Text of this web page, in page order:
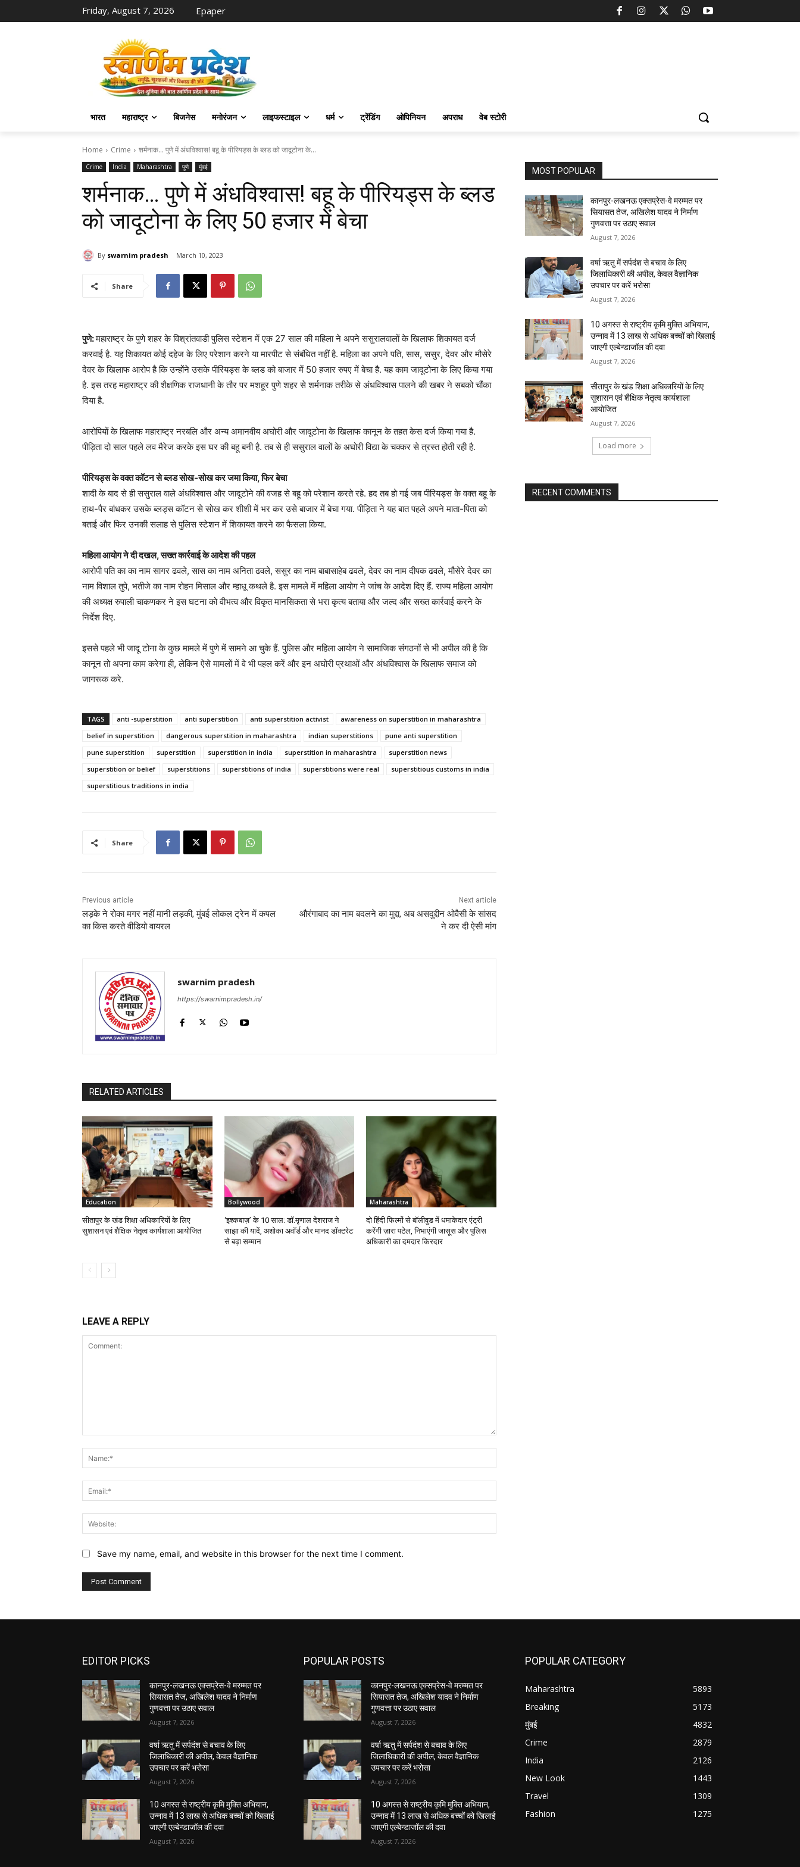
Friday, August 7, 2026 Epaper
भारत महाराष्ट्र बिजनेस मनोरंजन लाइफस्‍टाइल धर्म ट्रेंडिंग ओपिनियन अपराध वेब स्टोरी
Home Crime शर्मनाक… पुणे में अंधविश्वास! बहू के पीरियड्स के ब्लड को जादूटोना के...
Crime India Maharashtra पुणे मुंबई
शर्मनाक… पुणे में अंधविश्वास! बहू के पीरियड्स के ब्लड
को जादूटोना के लिए 50 हजार में बेचा
By swarnim pradesh March 10, 2023
Share
पुणे:महाराष्ट्र के पुणे शहर के विश्रांतवाडी पुलिस स्टेशन में एक 27 साल की महिला ने अपने ससुरालवालों के खिलाफ शिकायत दर्ज
करवाई है. यह शिकायत कोई दहेज के लिए परेशान करने या मारपीट से संबंधित नहीं है. महिला का अपने पति, सास, ससुर, देवर और मौसेरे
देवर के खिलाफ आरोप है कि उन्होंने उसके पीरियड्स के ब्लड को बाजार में 50 हजार रुपए में बेचा है. यह काम जादूटोना के लिए किया गया
है. इस तरह महाराष्ट्र की शैक्षणिक राजधानी के तौर पर मशहूर पुणे शहर से शर्मनाक तरीके से अंधविश्वास पालने की खबर ने सबको चौंका
दिया है.
आरोपियों के खिलाफ महाराष्ट्र नरबलि और अन्य अमानवीय अघोरी और जादूटोना के खिलाफ कानून के तहत केस दर्ज किया गया है.
पीड़िता दो साल पहले लव मैरेज करके इस घर की बहू बनी है. तब से ही ससुराल वालों के अघोरी विद्या के चक्कर से त्रस्त होती रही है.
पीरियड्स के वक्त कॉटन से ब्लड सोख-सोख कर जमा किया, फिर बेचा
शादी के बाद से ही ससुराल वाले अंधविश्वास और जादूटोने की वजह से बहू को परेशान करते रहे. हद तब हो गई जब पीरियड्स के वक्त बहू के
हाथ-पैर बांधकर उसके ब्लड्स कॉटन से सोख कर शीशी में भर कर उसे बाजार में बेचा गया. पीड़िता ने यह बात पहले अपने माता-पिता को
बताई और फिर उनकी सलाह से पुलिस स्टेशन में शिकायत करने का फैसला किया.
महिला आयोग ने दी दखल, सख्त कार्रवाई के आदेश की पहल
आरोपी पति का का नाम सागर ढवले, सास का नाम अनिता ढवले, ससुर का नाम बाबासाहेब ढवले, देवर का नाम दीपक ढवले, मौसेरे देवर का
नाम विशाल तुपे, भतीजे का नाम रोहन मिसाल और म्हाधू कथले है. इस मामले में महिला आयोग ने जांच के आदेश दिए हैं. राज्य महिला आयोग
की अध्यक्ष रुपाली चाकणकर ने इस घटना को वीभत्व और विकृत मानसिकता से भरा कृत्य बताया और जल्द और सख्त कार्रवाई करने के
निर्देश दिए.
इससे पहले भी जादू टोना के कुछ मामले में पुणे में सामने आ चुके हैं. पुलिस और महिला आयोग ने सामाजिक संगठनों से भी अपील की है कि
कानून तो अपना काम करेगा ही, लेकिन ऐसे मामलों में वे भी पहल करें और इन अघोरी प्रथाओं और अंधविश्वास के खिलाफ समाज को
जागरूक करे.
TAGS anti -superstition anti superstition anti superstition activist
awareness on superstition in maharashtra
belief in superstition
dangerous superstition in maharashtra indian superstitions
pune anti superstition
pune superstition
superstition superstition in india superstition in maharashtra
superstition news
superstition or belief
superstitions superstitions of india superstitions were real
superstitious customs in india
superstitious traditions in india
Share
Previous article
लड़के ने रोका मगर नहीं मानी लड़की, मुंबई लोकल ट्रेन में कपल
का किस करते वीडियो वायरल
Next article
औरंगाबाद का नाम बदलने का मुद्दा, अब असदुद्दीन ओवैसी के सांसद
ने कर दी ऐसी मांग
swarnim pradesh
https://swarnimpradesh.in/
RELATED ARTICLES
Education
सीतापुर के खंड शिक्षा अधिकारियों के लिए
सुशासन एवं शैक्षिक नेतृत्व कार्यशाला आयोजित
Bollywood
‘इश्कबाज़’ के 10 साल: डॉ.मृणाल देशराज ने
साझा की यादें, अशोका अवॉर्ड और मानद डॉक्टरेट
से बढ़ा सम्मान
Maharashtra
दो हिंदी फिल्मों से बॉलीवुड में धमाकेदार एंट्री
करेंगी ज़ारा पटेल, निभाएंगी जासूस और पुलिस
अधिकारी का दमदार किरदार
LEAVE A REPLY
Save my name, email, and website in this browser for the next time I comment.
MOST POPULAR
कानपुर-लखनऊ एक्सप्रेस-वे मरम्मत पर
सियासत तेज, अखिलेश यादव ने निर्माण
गुणवत्ता पर उठाए सवाल
August 7, 2026
वर्षा ऋतु में सर्पदंश से बचाव के लिए
जिलाधिकारी की अपील, केवल वैज्ञानिक
उपचार पर करें भरोसा
August 7, 2026
10 अगस्त से राष्ट्रीय कृमि मुक्ति अभियान,
उन्नाव में 13 लाख से अधिक बच्चों को खिलाई
जाएगी एल्बेन्डाजॉल की दवा
August 7, 2026
सीतापुर के खंड शिक्षा अधिकारियों के लिए
सुशासन एवं शैक्षिक नेतृत्व कार्यशाला
आयोजित
August 7, 2026
Load more
RECENT COMMENTS
EDITOR PICKS
कानपुर-लखनऊ एक्सप्रेस-वे मरम्मत पर
सियासत तेज, अखिलेश यादव ने निर्माण
गुणवत्ता पर उठाए सवाल
August 7, 2026
वर्षा ऋतु में सर्पदंश से बचाव के लिए
जिलाधिकारी की अपील, केवल वैज्ञानिक
उपचार पर करें भरोसा
August 7, 2026
10 अगस्त से राष्ट्रीय कृमि मुक्ति अभियान,
उन्नाव में 13 लाख से अधिक बच्चों को खिलाई
जाएगी एल्बेन्डाजॉल की दवा
August 7, 2026
POPULAR POSTS
कानपुर-लखनऊ एक्सप्रेस-वे मरम्मत पर
सियासत तेज, अखिलेश यादव ने निर्माण
गुणवत्ता पर उठाए सवाल
August 7, 2026
वर्षा ऋतु में सर्पदंश से बचाव के लिए
जिलाधिकारी की अपील, केवल वैज्ञानिक
उपचार पर करें भरोसा
August 7, 2026
10 अगस्त से राष्ट्रीय कृमि मुक्ति अभियान,
उन्नाव में 13 लाख से अधिक बच्चों को खिलाई
जाएगी एल्बेन्डाजॉल की दवा
August 7, 2026
POPULAR CATEGORY
Maharashtra
5893
Breaking
5173
मुंबई
4832
Crime
2879
India
2126
New Look
1443
Travel
1309
Fashion
1275